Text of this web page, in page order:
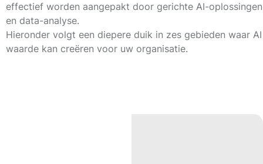
effectief worden aangepakt door gerichte AI-oplossingen
en data-analyse.
Hieronder volgt een diepere duik in zes gebieden waar AI
waarde kan creëren voor uw organisatie.